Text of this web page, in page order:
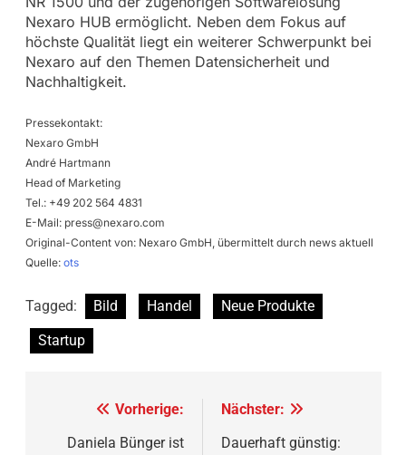
Nexaro HUB ermöglicht. Neben dem Fokus auf
höchste Qualität liegt ein weiterer Schwerpunkt bei
Nexaro auf den Themen Datensicherheit und
Nachhaltigkeit.
Pressekontakt:
Nexaro GmbH
André Hartmann
Head of Marketing
Tel.: +49 202 564 4831
E-Mail: press@nexaro.com
Original-Content von: Nexaro GmbH, übermittelt durch news aktuell
Quelle: ots
Tagged: Bild Handel
Neue Produkte
Startup
Beitragsnavigation
Vorherige:
Daniela Bünger ist
Nächster:
Dauerhaft günstig: